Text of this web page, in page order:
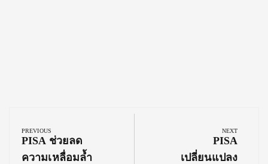
navigation
PREVIOUS
Previous
Post:
PISA ช่วยลด
ความเหลื่อมล้ำ
NEXT
Next
Post:
PISA
เปลี่ยนแปลง